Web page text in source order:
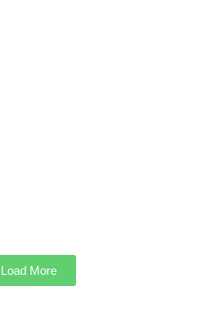
Load More